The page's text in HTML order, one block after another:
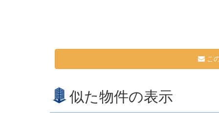
こ
似た物件の表示